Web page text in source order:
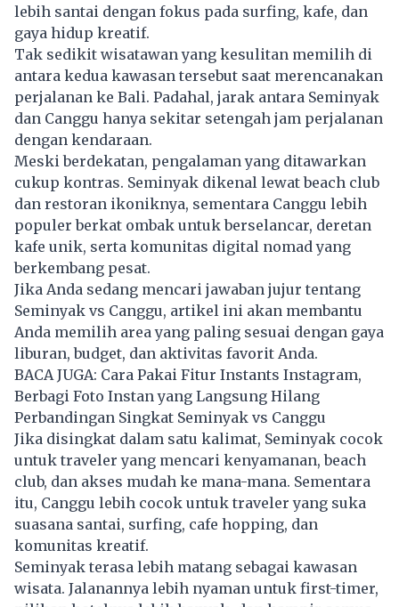
lebih santai dengan fokus pada surfing, kafe, dan
gaya hidup kreatif.
Tak sedikit wisatawan yang kesulitan memilih di
antara kedua kawasan tersebut saat merencanakan
perjalanan ke Bali. Padahal, jarak antara Seminyak
dan Canggu hanya sekitar setengah jam perjalanan
dengan kendaraan.
Meski berdekatan, pengalaman yang ditawarkan
cukup kontras. Seminyak dikenal lewat beach club
dan restoran ikoniknya, sementara Canggu lebih
populer berkat ombak untuk berselancar, deretan
kafe unik, serta komunitas digital nomad yang
berkembang pesat.
Jika Anda sedang mencari jawaban jujur tentang
Seminyak vs Canggu, artikel ini akan membantu
Anda memilih area yang paling sesuai dengan gaya
liburan, budget, dan aktivitas favorit Anda.
BACA JUGA: Cara Pakai Fitur Instants Instagram,
Berbagi Foto Instan yang Langsung Hilang
Perbandingan Singkat Seminyak vs Canggu
Jika disingkat dalam satu kalimat, Seminyak cocok
untuk traveler yang mencari kenyamanan, beach
club, dan akses mudah ke mana-mana. Sementara
itu, Canggu lebih cocok untuk traveler yang suka
suasana santai, surfing, cafe hopping, dan
komunitas kreatif.
Seminyak terasa lebih matang sebagai kawasan
wisata. Jalanannya lebih nyaman untuk first-timer,